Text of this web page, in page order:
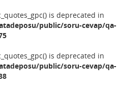
is deprecated in
public/soru-cevap/qa-
is deprecated in
public/soru-cevap/qa-